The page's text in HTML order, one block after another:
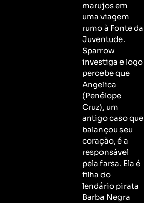
marujos em
uma viagem
rumo à Fonte da
Juventude.
Sparrow
investiga e logo
percebe que
Angelica
(Penélope
Cruz), um
antigo caso que
balançou seu
coração, é a
responsável
pela farsa. Ela é
filha do
lendário pirata
Barba Negra